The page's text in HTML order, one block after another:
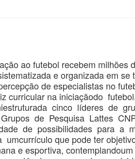
ao futebol recebem milhões
e organizada em se
de especialistas no
curricular na iniciaçãodo
cinco líderes de
de Pesquisa Lattes
de possibilidades para a
que pode ter
e esportiva,